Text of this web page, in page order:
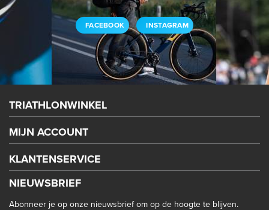
FACEBOOK INSTAGRAM
TRIATHLONWINKEL
MIJN ACCOUNT
KLANTENSERVICE
NIEUWSBRIEF
Abonneer je op onze nieuwsbrief om op de hoogte te blijven.